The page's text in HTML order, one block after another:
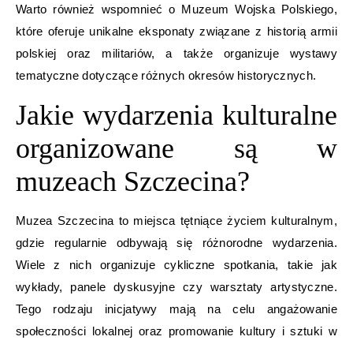
Warto również wspomnieć o Muzeum Wojska Polskiego,
które oferuje unikalne eksponaty związane z historią armii
polskiej oraz militariów, a także organizuje wystawy
tematyczne dotyczące różnych okresów historycznych.
Jakie wydarzenia kulturalne
organizowane są w
muzeach Szczecina?
Muzea Szczecina to miejsca tętniące życiem kulturalnym,
gdzie regularnie odbywają się różnorodne wydarzenia.
Wiele z nich organizuje cykliczne spotkania, takie jak
wykłady, panele dyskusyjne czy warsztaty artystyczne.
Tego rodzaju inicjatywy mają na celu angażowanie
społeczności lokalnej oraz promowanie kultury i sztuki w